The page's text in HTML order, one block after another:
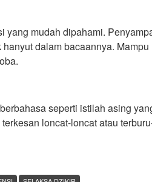
yang mudah dipahami.
dalam bacaannya.
seperti istilah asing
loncat-loncat atau